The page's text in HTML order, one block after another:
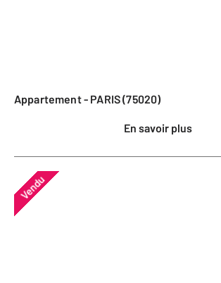
Appartement - PARIS (75020)
En savoir plus
Vendu